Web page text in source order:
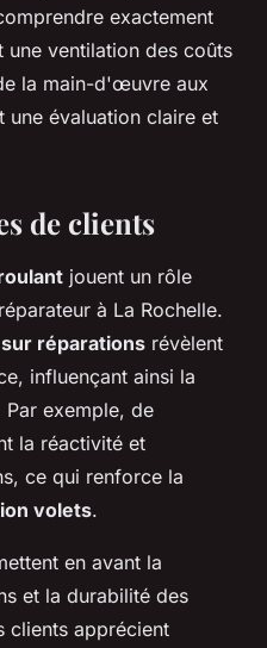
exactement
ventilation des coûts
la main-d'œuvre aux
une évaluation claire et
de clients
jouent un rôle
à La Rochelle.
réparations révèlent
influençant ainsi la
exemple, de
la réactivité et
ce qui renforce la
volets.
en avant la
et la durabilité des
clients apprécient